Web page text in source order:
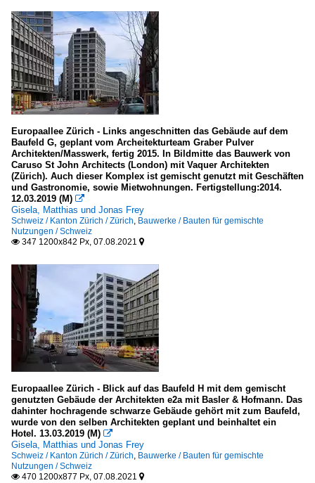
Bayern
LK Augsburg
LK Lindau (Bodensee)
LK Neu-Ulm
LK Würzburg
Memmingen
München (Landeshauptstadt)
Nürnberg
Regensburg (kreisfreie Stadt)
Würzburg (kreisfreie Stadt)
historische Architektur und Bauwerke
Neuere Architektur und Bauwerke
Stadtansichten
Verschiedenes
Bremen
Bremen
Hamburg
Altona
Europaallee Zürich - Links angeschnitten das Gebäude auf dem
Baufeld G, geplant vom Archeitekturteam Graber Pulver
Architekten/Masswerk, fertig 2015. In Bildmitte das Bauwerk von
Caruso St John Architects (London) mit Vaquer Architekten
(Zürich). Auch dieser Komplex ist gemischt genutzt mit Geschäften
und Gastronomie, sowie Mietwohnungen. Fertigstellung:2014.
12.03.2019 (M) 
Gisela, Matthias und Jonas Frey
Schweiz / Kanton Zürich / Zürich, Bauwerke / Bauten für gemischte
Nutzungen / Schweiz
 347 1200x842 Px, 07.08.2021 
Europaallee Zürich - Blick auf das Baufeld H mit dem gemischt
genutzten Gebäude der Architekten e2a mit Basler & Hofmann. Das
dahinter hochragende schwarze Gebäude gehört mit zum Baufeld,
wurde von den selben Architekten geplant und beinhaltet ein
Hotel. 13.03.2019 (M) 
Gisela, Matthias und Jonas Frey
Schweiz / Kanton Zürich / Zürich, Bauwerke / Bauten für gemischte
Nutzungen / Schweiz
 470 1200x877 Px, 07.08.2021 